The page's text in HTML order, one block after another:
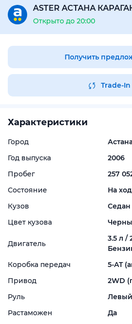
ASTER АСТАНА
Открыто до 20:00
Получить
Trade-In
Характеристики
Город
Год выпуска
2006
Пробег
257
Состояние
На
Кузов
Седан
Цвет кузова
Двигатель
3.5 л /
Коробка передач
5-AT
Привод
2WD
Руль
Левый
Растаможен
Да